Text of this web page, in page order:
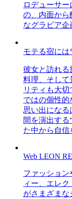
ロデューサ
の、内面から
なグラビア企
モテる宿には
彼女と訪れ
料理、そして
リティも大
ではの個性
思い出になる
間を演出す
た中から自信
Web LEON
ファッショ
ィー、エレ
がさまざま